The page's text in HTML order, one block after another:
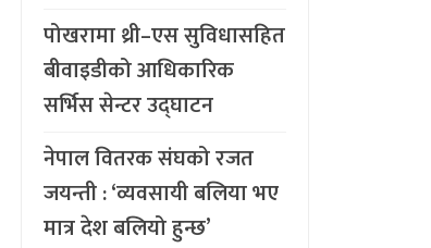
पोखरामा थ्री–एस सुविधासहित
बीवाइडीको आधिकारिक
सर्भिस सेन्टर उद्घाटन
नेपाल वितरक संघको रजत
जयन्ती : ‘व्यवसायी बलिया भए
मात्र देश बलियो हुन्छ’